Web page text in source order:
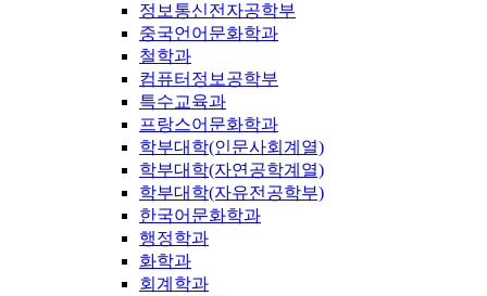
정보통신전자공학부
중국언어문화학과
철학과
컴퓨터정보공학부
특수교육과
프랑스어문화학과
학부대학(인문사회계열)
학부대학(자연공학계열)
학부대학(자유전공학부)
한국어문화학과
행정학과
화학과
회계학과